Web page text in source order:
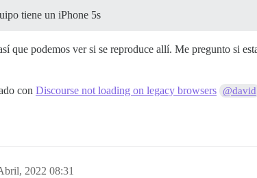
tiene un iPhone 5s
que podemos ver si se reproduce allí. Me pregunto si
con Discourse not loading on legacy browsers @david
2022 08:31